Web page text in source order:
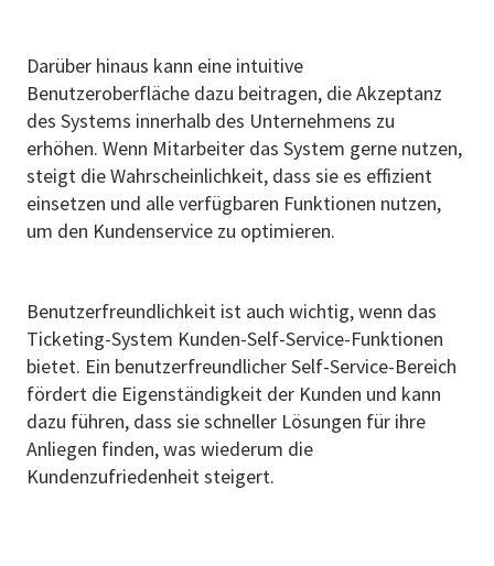
Darüber hinaus kann eine intuitive
Benutzeroberfläche dazu beitragen, die Akzeptanz
des Systems innerhalb des Unternehmens zu
erhöhen. Wenn Mitarbeiter das System gerne nutzen,
steigt die Wahrscheinlichkeit, dass sie es effizient
einsetzen und alle verfügbaren Funktionen nutzen,
um den Kundenservice zu optimieren.
Benutzerfreundlichkeit ist auch wichtig, wenn das
Ticketing-System Kunden-Self-Service-Funktionen
bietet. Ein benutzerfreundlicher Self-Service-Bereich
fördert die Eigenständigkeit der Kunden und kann
dazu führen, dass sie schneller Lösungen für ihre
Anliegen finden, was wiederum die
Kundenzufriedenheit steigert.